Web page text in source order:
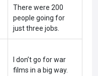
There were 200
people going for
just three jobs.
I don’t go for war
films in a big way.